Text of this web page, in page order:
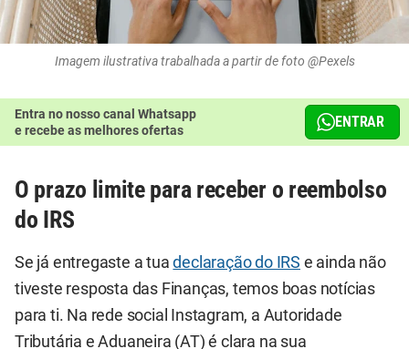
Imagem ilustrativa trabalhada a partir de foto @Pexels
Entra no nosso canal Whatsapp
e recebe as melhores ofertas
ENTRAR
O prazo limite para receber o reembolso
do IRS
Se já entregaste a tuadeclaração do IRS e ainda não
tiveste resposta das Finanças, temos boas notícias
para ti. Na rede social Instagram, a Autoridade
Tributária e Aduaneira (AT) é clara na sua